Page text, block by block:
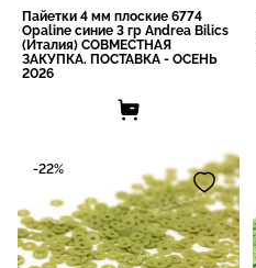
Пайетки 4 мм плоские 6774
Opaline синие 3 гр Andrea Bilics
(Италия) СОВМЕСТНАЯ
ЗАКУПКА. ПОСТАВКА - ОСЕНЬ
2026
-22%